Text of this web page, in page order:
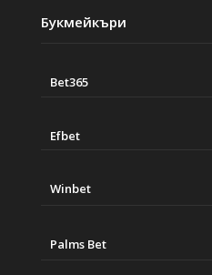
Букмейкъри
Bet365
Efbet
Winbet
Palms Bet